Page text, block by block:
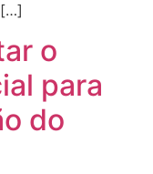
[…]
o
para
do